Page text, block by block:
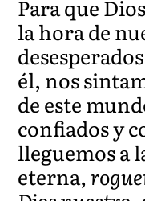
Para que
la hora de
él, nos
de este
confiados y
lleguemos a
eterna,